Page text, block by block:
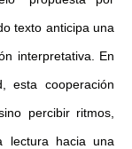
texto anticipa una
interpretativa. En
esta cooperación
percibir ritmos,
lectura hacia una